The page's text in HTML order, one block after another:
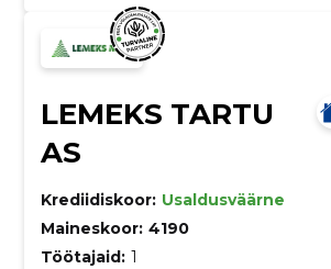
LEMEKS TARTU
AS
Krediidiskoor: Usaldusväärne
Maineskoor: 4190
Töötajaid: 1